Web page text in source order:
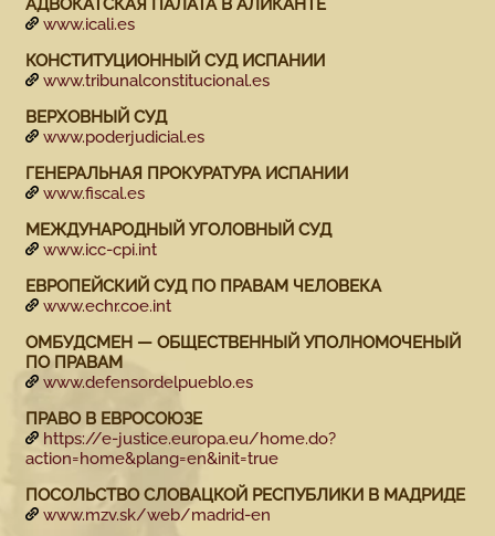
АДВОКАТСКАЯ ПАЛАТА В АЛИКАНТЕ
www.icali.es
КОНСТИТУЦИОННЫЙ СУД ИСПАНИИ
www.tribunalconstitucional.es
ВЕРХОВНЫЙ СУД
www.poderjudicial.es
ГЕНЕРАЛЬНАЯ ПРОКУРАТУРА ИСПАНИИ
www.fiscal.es
МЕЖДУНАРОДНЫЙ УГОЛОВНЫЙ СУД
www.icc-cpi.int
ЕВРОПЕЙСКИЙ СУД ПО ПРАВАМ ЧЕЛОВЕКА
www.echr.coe.int
ОМБУДСМЕН — ОБЩЕСТВЕННЫЙ УПОЛНОМОЧЕНЫЙ
ПО ПРАВАМ
www.defensordelpueblo.es
ПРАВО В ЕВРОСОЮЗЕ
https://e-justice.europa.eu/home.do?
action=home&plang=en&init=true
ПОСОЛЬСТВО СЛОВАЦКОЙ РЕСПУБЛИКИ В МАДРИДЕ
www.mzv.sk/web/madrid-en